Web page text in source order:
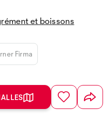
et boissons
Firma